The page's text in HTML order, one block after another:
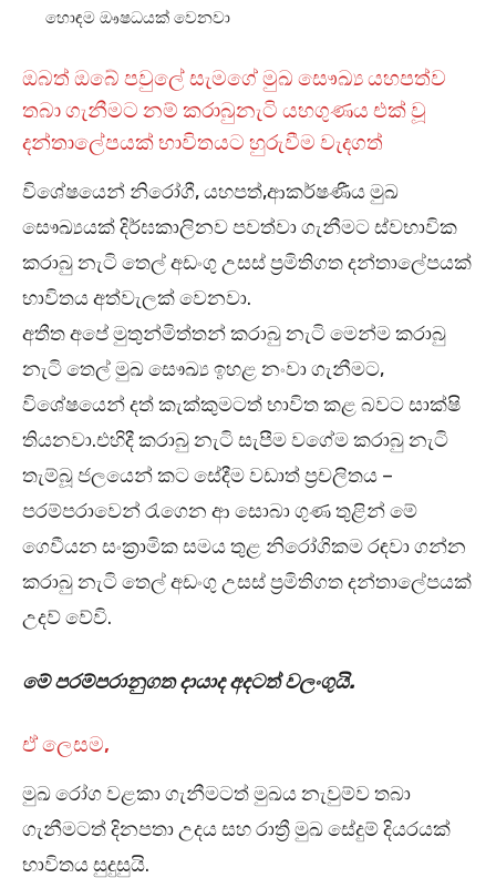
හොඳම ඖෂධයක් වෙනවා
ඔබත් ඔබේ පවුලේ සැමගේ මුඛ සෞඛ්‍ය යහපත්ව
තබා ගැනීමට නම් කරාබුනැටි යහගුණය එක් වූ
දන්තාලේපයක් භාවිතයට හුරුවීම වැදගත්
විශේෂයෙන් නිරෝගී, යහපත්,ආකර්ෂණීය මුඛ
සෞඛ්‍යයක් දිර්ඝකාලිනව පවත්වා ගැනීමට ස්වභාවික
කරාබු නැටි තෙල් අඩංගු උසස් ප්‍රමිතිගත දන්තාලේපයක්
භාවිතය අත්වැලක් වෙනවා.
අතීත අපේ මුතුන්මිත්තන් කරාබු නැටි මෙන්ම කරාබු
නැටි තෙල් මුඛ සෞඛ්‍ය ඉහළ නංවා ගැනීමට,
විශේෂයෙන් දත් කැක්කුමටත් භාවිත කළ බවට සාක්ෂි
තියනවා.එහිදී කරාබු නැටි සැපීම වගේම කරාබු නැටි
තැම්බූ ජලයෙන් කට සේදීම වඩාත් ප්‍රචලිතය –
පරම්පරාවෙන් රැගෙන ආ සොබා ගුණ තුළින් මේ
ගෙවීයන සංක්‍රාමික සමය තුළ නිරෝගිකම රඳවා ගන්න
කරාබු නැටි තෙල් අඩංගු උසස් ප්‍රමිතිගත දන්තාලේපයක්
උදව් වේවි.
මේ පරම්පරානුගත දායාද අදටත් වලංගුයි.
ඒ ලෙසම,
මුඛ රෝග වළකා ගැනීමටත් මුඛය නැවුම්ව තබා
ගැනීමටත් දිනපතා උදය සහ රාත්‍රී මුඛ සේදුම් දියරයක්
භාවිතය සුදුසුයි.